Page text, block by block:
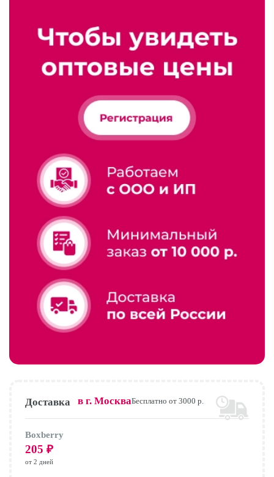
Доставка в г. МоскваБесплатно от 3000 р.
Boxberry
205 ₽
от 2 дней